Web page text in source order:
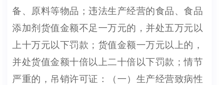
备、原料等物品；违法生产经营的食品、食品
添加剂货值金额不足一万元的，并处五万元以
上十万元以下罚款；货值金额一万元以上的，
并处货值金额十倍以上二十倍以下罚款；情节
严重的，吊销许可证：（一）生产经营致病性